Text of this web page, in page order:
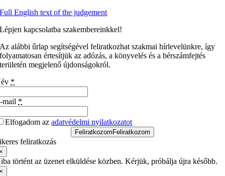
Full English text of the judgement
Lépjen kapcsolatba szakembereinkkel!
Az alábbi űrlap segítségével feliratkozhat szakmai hírlevelünkre, így
folyamatosan értesítjük az adózás, a könyvelés és a bérszámfejtés
területén megjelenő újdonságokról.
*
mail *
Elfogadom azadatvédelmi nyilatkozatot
Feliratkozom Feliratkozom
feliratkozás
történt az üzenet elküldése közben. Kérjük, próbálja újra később.